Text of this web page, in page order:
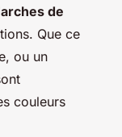
de
Que ce
ou un
couleurs